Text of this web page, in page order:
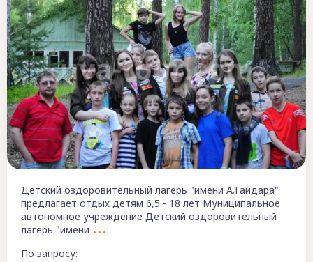
Детский оздоровительный лагерь "имени А.Гайдара"
предлагает отдых детям 6,5 - 18 лет Муниципальное
автономное учреждение Детский оздоровительный
лагерь "имени
По запросу: